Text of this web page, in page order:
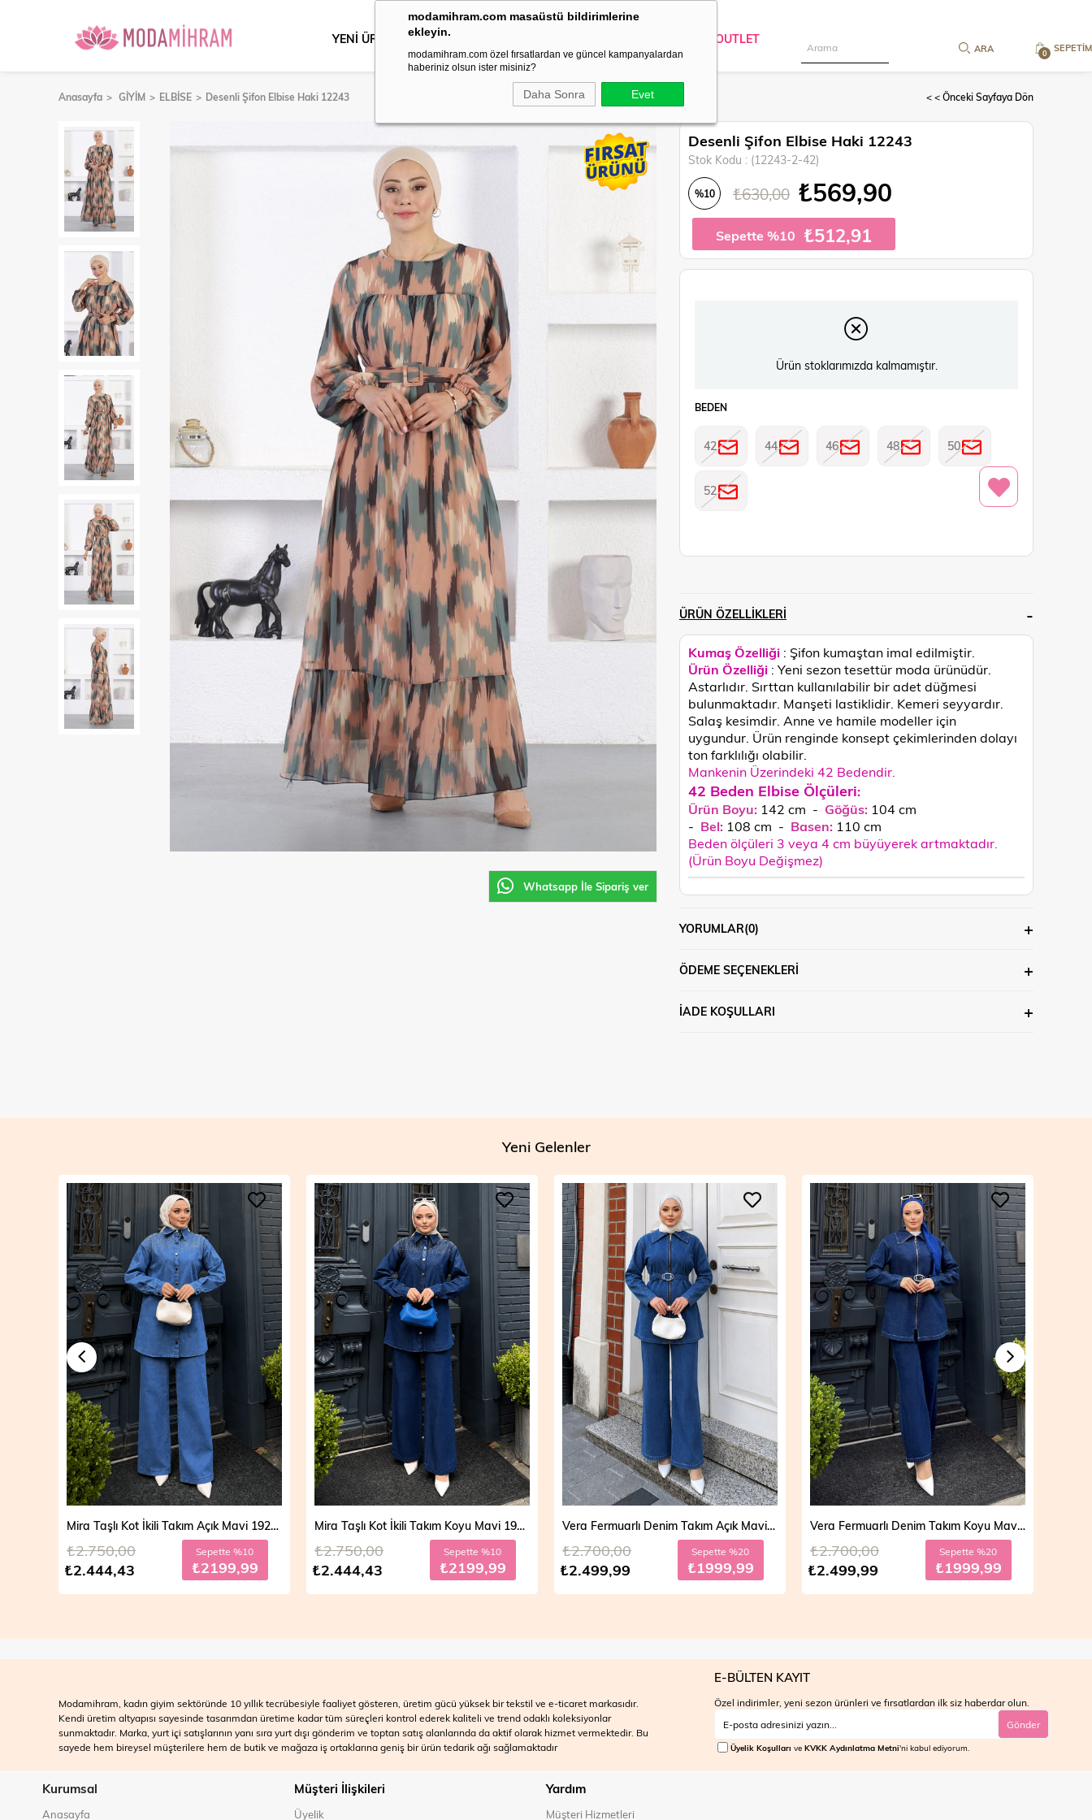
modamihram.com masaüstü bildirimlerine
ekleyin.
modamihram.com özel fırsatlardan ve güncel kampanyalardan
haberiniz olsun ister misiniz?
Daha Sonra Evet
SEPETIM
0
YENİ ÜRÜNLER DIŞ GİYİM OUTLET
Anasayfa GİYİM ELBİSE Desenli Şifon Elbise Haki 12243 < < Önceki Sayfaya Dön
Whatsapp İle Sipariş ver
Desenli Şifon Elbise Haki 12243
Stok Kodu (12243-2-42)
%10 ₺630,00 ₺569,90
Sepette %10 ₺512,91
Ürün stoklarımızda kalmamıştır.
BEDEN
42 44 46 48 50
52
ÜRÜN ÖZELLIKLERI
Kumaş Özelliği : Şifon kumaştan imal edilmiştir.
Ürün Özelliği : Yeni sezon tesettür moda ürünüdür.
Astarlıdır. Sırttan kullanılabilir bir adet düğmesi
bulunmaktadır. Manşeti lastiklidir. Kemeri seyyardır.
Salaş kesimdir. Anne ve hamile modeller için
uygundur. Ürün renginde konsept çekimlerinden dolayı
ton farklılığı olabilir.
Mankenin Üzerindeki 42 Bedendir.
42 Beden Elbise Ölçüleri:
Ürün Boyu: 142 cm - Göğüs: 104 cm
- Bel: 108 cm - Basen: 110 cm
Beden ölçüleri 3 veya 4 cm büyüyerek artmaktadır.
(Ürün Boyu Değişmez)
YORUMLAR(0)
ÖDEME SEÇENEKLERI
İADE KOŞULLARI
Yeni Gelenler
Mira Taşlı Kot İkili Takım Koyu Mavi 19286
₺2.444,43
₺2.750,00 Sepette %10
₺2199,99
Vera Fermuarlı Denim Takım Açık Mavi 19298
₺2.499,99
₺2.700,00 Sepette %20
₺1999,99
Vera Fermuarlı Denim Takım Koyu Mavi 19298
₺2.499,99
₺2.700,00 Sepette %20
₺1999,99
Mila Çift Düğmeli Kot Trençkot Açık Mavi 19290
₺3.999,99
₺4.700,00 Sepette %30
₺2799,99
Modamihram, kadın giyim sektöründe 10 yıllık tecrübesiyle faaliyet gösteren, üretim gücü yüksek bir tekstil ve e-ticaret markasıdır.
Kendi üretim altyapısı sayesinde tasarımdan üretime kadar tüm süreçleri kontrol ederek kaliteli ve trend odaklı koleksiyonlar
sunmaktadır. Marka, yurt içi satışlarının yanı sıra yurt dışı gönderim ve toptan satış alanlarında da aktif olarak hizmet vermektedir. Bu
sayede hem bireysel müşterilere hem de butik ve mağaza iş ortaklarına geniş bir ürün tedarik ağı sağlamaktadır
E-BÜLTEN KAYIT
Özel indirimler, yeni sezon ürünleri ve fırsatlardan ilk siz haberdar olun.
Gönder
Üyelik Koşulları ve KVKK Aydınlatma Metni'ni kabul ediyorum.
Kurumsal
Anasayfa
Müşteri İlişkileri
Üyelik
Yardım
Müşteri Hizmetleri